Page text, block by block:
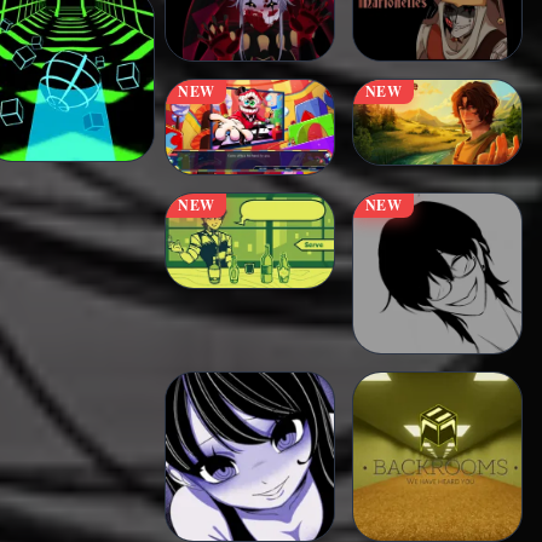
NEW NEW
NEW NEW